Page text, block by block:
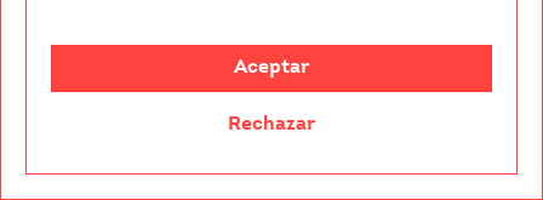
¡Consigue gratis nuestro índice del
Aceptar
Rechazar